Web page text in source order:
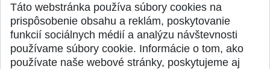
Táto webstránka používa súbory cookies na
prispôsobenie obsahu a reklám, poskytovanie
funkcií sociálnych médií a analýzu návštevnosti
používame súbory cookie. Informácie o tom, ako
používate naše webové stránky, poskytujeme aj